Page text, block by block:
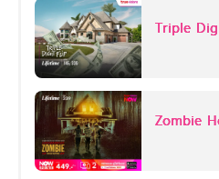
Triple
Zombie